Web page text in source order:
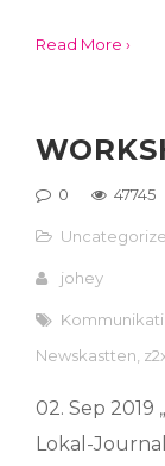
Read More ›
0 47745
johey
Newskastten
02. Sep 2019
Lokal-